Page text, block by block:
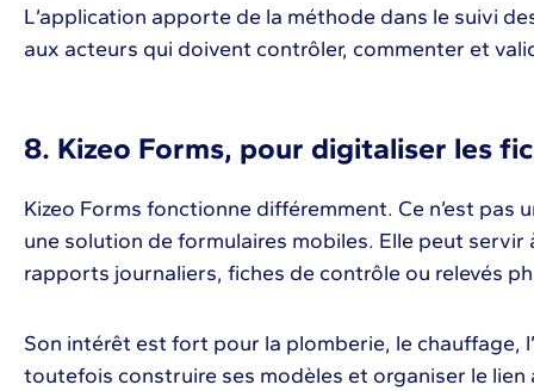
L’application apporte de la méthode dans le suivi
aux acteurs qui doivent contrôler, commenter et
8. Kizeo Forms, pour digitaliser les
Kizeo Forms fonctionne différemment. Ce n’est pas
une solution de formulaires mobiles. Elle peut servir
rapports journaliers, fiches de contrôle ou relevés
Son intérêt est fort pour la plomberie, le chauffage,
toutefois construire ses modèles et organiser le lien